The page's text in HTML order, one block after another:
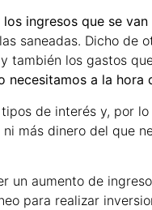
ingresos que se
saneadas. Dicho de
también los gastos
necesitamos a la hora
de interés y, por
más dinero del que
un aumento de
para realizar